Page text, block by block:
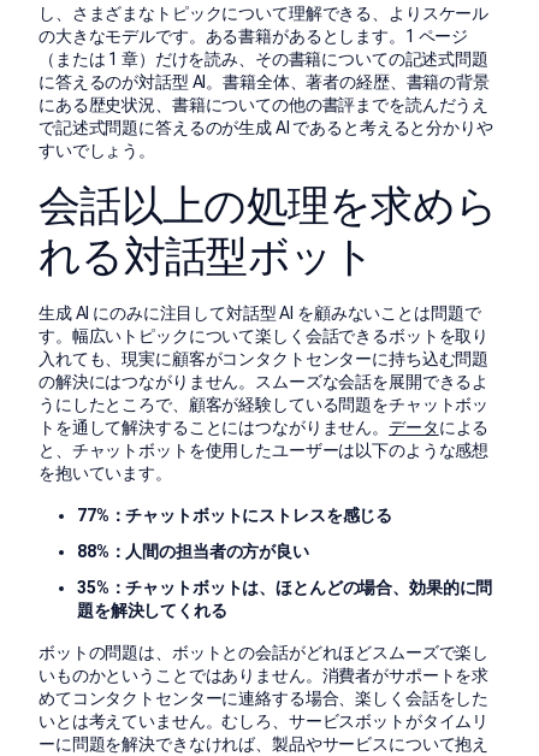
し、さまざまなトピックについて理解できる、よりスケール
の大きなモデルです。ある書籍があるとします。1 ページ
（または 1 章）だけを読み、その書籍についての記述式問題
に答えるのが対話型 AI。書籍全体、著者の経歴、書籍の背景
にある歴史状況、書籍についての他の書評までを読んだうえ
で記述式問題に答えるのが生成 AI であると考えると分かりや
すいでしょう。
会話以上の処理を求めら
れる対話型ボット
生成 AI にのみに注目して対話型 AI を顧みないことは問題で
す。幅広いトピックについて楽しく会話できるボットを取り
入れても、現実に顧客がコンタクトセンターに持ち込む問題
の解決にはつながりません。スムーズな会話を展開できるよ
うにしたところで、顧客が経験している問題をチャットボッ
トを通して解決することにはつながりません。データによる
と、チャットボットを使用したユーザーは以下のような感想
を抱いています。
77%：チャットボットにストレスを感じる
88%：人間の担当者の方が良い
35%：チャットボットは、ほとんどの場合、効果的に問
題を解決してくれる
ボットの問題は、ボットとの会話がどれほどスムーズで楽し
いものかということではありません。消費者がサポートを求
めてコンタクトセンターに連絡する場合、楽しく会話をした
いとは考えていません。むしろ、サービスボットがタイムリ
ーに問題を解決できなければ、製品やサービスについて抱え